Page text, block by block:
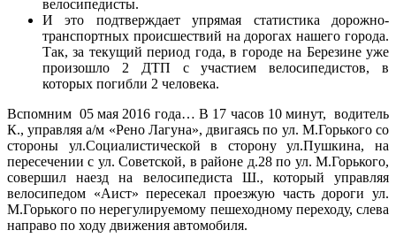
велосипедисты.
И это подтверждает упрямая статистика дорожно-
транспортных происшествий на дорогах нашего города.
Так, за текущий период года, в городе на Березине уже
произошло 2 ДТП с участием велосипедистов, в
которых погибли 2 человека.
Вспомним 05 мая 2016 года… В 17 часов 10 минут, водитель
К., управляя а/м «Рено Лагуна», двигаясь по ул. М.Горького со
стороны ул.Социалистической в сторону ул.Пушкина, на
пересечении с ул. Советской, в районе д.28 по ул. М.Горького,
совершил наезд на велосипедиста Ш., который управляя
велосипедом «Аист» пересекал проезжую часть дороги ул.
М.Горького по нерегулируемому пешеходному переходу, слева
направо по ходу движения автомобиля.